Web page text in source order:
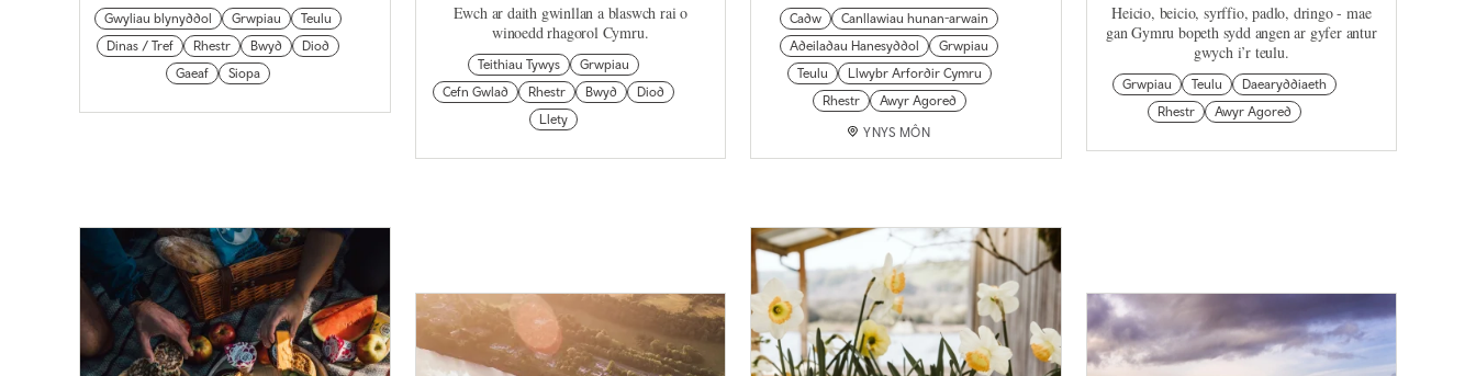
Gwyliau blynyddol Grwpiau
Teulu
Dinas / Tref
Rhestr Bwyd
Diod
Gaeaf
Siopa
Ewch ar daith gwinllan a blaswch rai o
winoedd rhagorol Cymru.
Teithiau Tywys
Grwpiau
Cefn Gwlad
Rhestr Bwyd
Diod
Llety
Cadw
Canllawiau hunan-arwain
Adeiladau Hanesyddol
Grwpiau
Teulu
Llwybr Arfordir Cymru
Rhestr
Awyr Agored
YNYS MÔN
Heicio, beicio, syrffio, padlo, dringo - mae
gan Gymru bopeth sydd angen ar gyfer antur
gwych i’r teulu.
Grwpiau Teulu
Daearyddiaeth
Rhestr
Awyr Agored